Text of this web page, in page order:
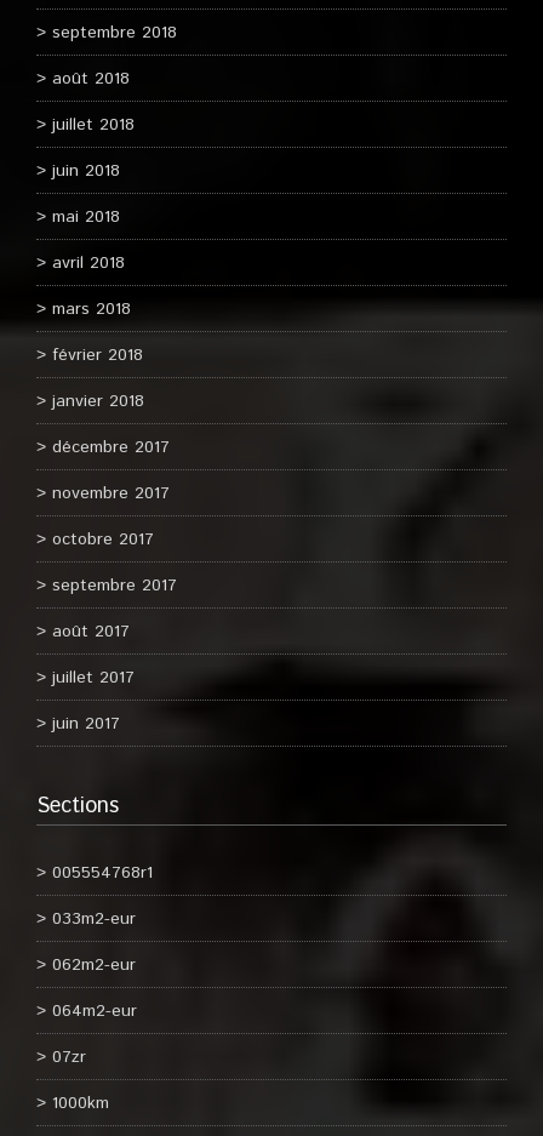
septembre 2018
août 2018
juillet 2018
juin 2018
mai 2018
avril 2018
mars 2018
février 2018
janvier 2018
décembre 2017
novembre 2017
octobre 2017
septembre 2017
août 2017
juillet 2017
juin 2017
Sections
005554768r1
033m2-eur
062m2-eur
064m2-eur
07zr
1000km